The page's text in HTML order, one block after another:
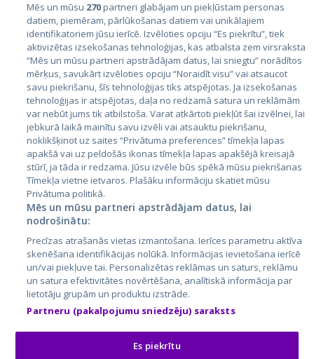
Страны
Эстония
Латвия
Литва
City24.lv
City24.ee
GetaPro.lv
GetaPro.ee
Skelbiu.lt
Autoplius.lt
Aruodas.lt
CVbankas.lt
Kainos.lt
Paslaugos.lt
auto24.ee
Osta.ee
KuldneBörs.ee
Mēs un mūsu 270partneri glabājam un piekļūstam personas
datiem, piemēram, pārlūkošanas datiem vai unikālajiem
identifikatoriem jūsu ierīcē. Izvēloties opciju “Es piekrītu”, tiek
aktivizētas izsekošanas tehnoloģijas, kas atbalsta zem virsraksta
“Mēs un mūsu partneri apstrādājam datus, lai sniegtu” norādītos
mērķus, savukārt izvēloties opciju “Noraidīt visu” vai atsaucot
savu piekrišanu, šīs tehnoloģijas tiks atspējotas. Ja izsekošanas
tehnoloģijas ir atspējotas, daļa no redzamā satura un reklāmām
var nebūt jums tik atbilstoša. Varat atkārtoti piekļūt šai izvēlnei, lai
jebkurā laikā mainītu savu izvēli vai atsauktu piekrišanu,
noklikšķinot uz saites “Privātuma preferences” tīmekļa lapas
apakšā vai uz peldošās ikonas tīmekļa lapas apakšējā kreisajā
stūrī, ja tāda ir redzama. Jūsu izvēle būs spēkā mūsu piekrišanas
Tīmekļa vietne ietvaros. Plašāku informāciju skatiet mūsu
Privātuma politikā.
Mēs un mūsu partneri apstrādājam datus, lai
nodrošinātu:
Precīzas atrašanās vietas izmantošana. Ierīces parametru aktīva
skenēšana identifikācijas nolūkā. Informācijas ievietošana ierīcē
un/vai piekļuve tai. Personalizētas reklāmas un saturs, reklāmu
un satura efektivitātes novērtēšana, analītiskā informācija par
lietotāju grupām un produktu izstrāde.
Partneru (pakalpojumu sniedzēju) saraksts
Es piekrītu